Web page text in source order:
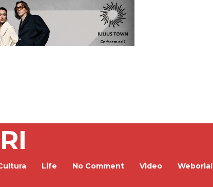
Life No Comment Video Weborial